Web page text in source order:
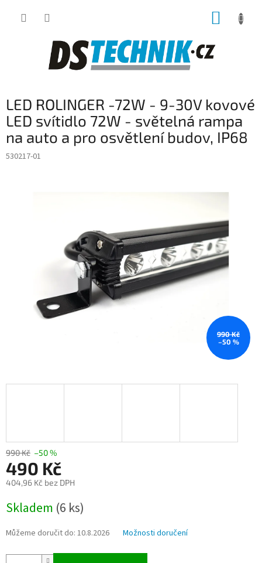
LED ROLINGER -72W - 9-30V kovové
LED svítidlo 72W - světelná rampa
na auto a pro osvětlení budov, IP68
530217-01
990 Kč
–50 %
990 Kč –50 %
490 Kč
404,96 Kč bez DPH
cena:
Skladem (6 ks)
Můžeme doručit do: 10.8.2026 Možnosti doručení